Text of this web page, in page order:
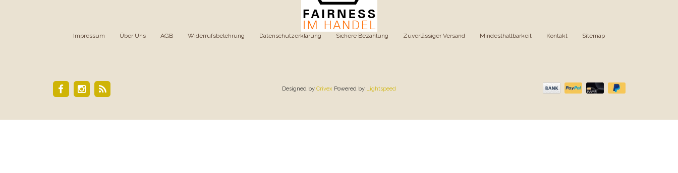
Impressum Über Uns AGB Widerrufsbelehrung Datenschutzerklärung Sichere Bezahlung Zuverlässiger Versand Mindesthaltbarkeit Kontakt Sitemap
Designed by Crivex Powered by Lightspeed